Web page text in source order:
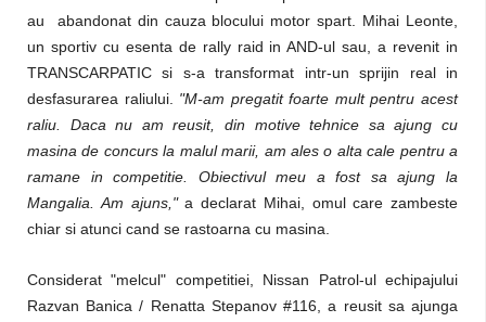
au abandonat din cauza blocului motor spart. Mihai Leonte,
un sportiv cu esenta de rally raid in AND-ul sau, a revenit in
TRANSCARPATIC si s-a transformat intr-un sprijin real in
desfasurarea raliului. "M-am pregatit foarte mult pentru acest
raliu. Daca nu am reusit, din motive tehnice sa ajung cu
masina de concurs la malul marii, am ales o alta cale pentru a
ramane in competitie. Obiectivul meu a fost sa ajung la
Mangalia. Am ajuns,"a declarat Mihai, omul care zambeste
chiar si atunci cand se rastoarna cu masina.
Considerat "melcul" competitiei, Nissan Patrol-ul echipajului
Razvan Banica / Renatta Stepanov #116, a reusit sa ajunga